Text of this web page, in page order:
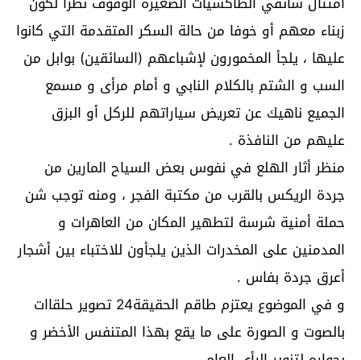
زبناء معهم أو خوفا من حالة السكر المتقدمة التي كانوا
عليها ، يلجأ المخمورون لإشباعهم (السائقين) بوابل من
السب و الشتم بالكلام النابي و أمام مرأى و مسمع
الجميع ناهيك عن تعريض سياراتهم للركل أو البزق
عليهم من النافذة .
منظر أثار الهلع في نفوس بعض السياح المارين من
جردة الريكس بالقرب من مكتبة الفجر ، ومنه توجب شن
حملة أمنية شرسة لتطهير المكان من العاهرات و
المدمنين على المخدرات الذين يلجأون للاختباء بين أشجار
أعرق جردة بفاس .
و في الموضوع يعتزم طاقم الحقيقة24 تصوير حلقاات
بالصوت و الصورة على ما يقع بهذا المتنفس الأخضر و